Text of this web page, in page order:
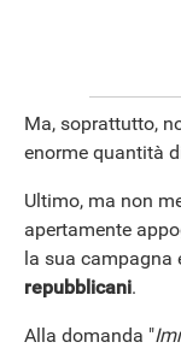
Ma, soprattutto,
enorme quantità
Ultimo, ma non
apertamente
la sua campagna
repubblicani.
Alla domanda "